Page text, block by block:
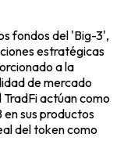
fondos del 'Big-3',
estratégicas
a la
de mercado
actúan como
sus productos
del token como